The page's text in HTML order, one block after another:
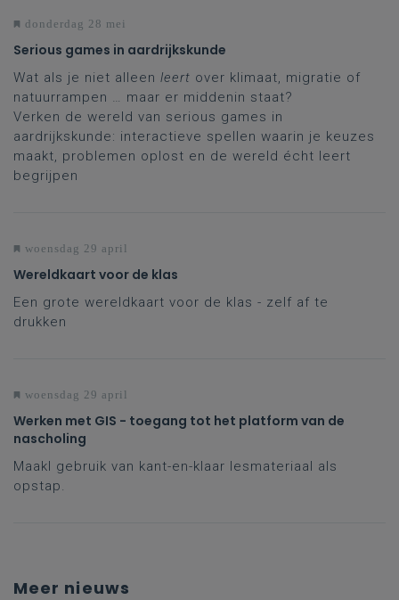
donderdag 28 mei
Serious games in aardrijkskunde
Wat als je niet alleen leert over klimaat, migratie of
natuurrampen … maar er middenin staat?
Verken de wereld van serious games in
aardrijkskunde: interactieve spellen waarin je keuzes
maakt, problemen oplost en de wereld écht leert
begrijpen
woensdag 29 april
Wereldkaart voor de klas
Een grote wereldkaart voor de klas - zelf af te
drukken
woensdag 29 april
Werken met GIS - toegang tot het platform van de
nascholing
Maakl gebruik van kant-en-klaar lesmateriaal als
opstap.
Meer nieuws